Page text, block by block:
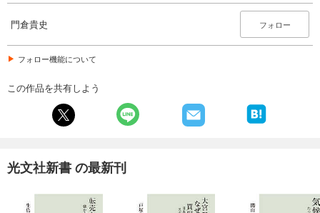
門倉貴史 フォロー
フォロー機能について
この作品を共有しよう
光文社新書 の最新刊